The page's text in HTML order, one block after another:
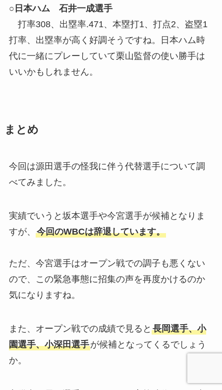
○日本ハム 石井一成選手
打率308、出塁率.471、本塁打1、打点2、盗塁1
打率、出塁率が高く好調そうですね。日本ハム時
代に一緒にプレーしていて栗山監督の使い勝手は
いいかもしれません。
まとめ
今回は源田選手の怪我に伴う代替選手について調
べてみました。
実績でいうと坂本選手や今宮選手が候補となりま
すが、 今回のWBCは辞退しています。
ただ、今宮選手はオープン戦での調子も悪くない
ので、この緊急事態に招集の声を再度かけるのか
気になりますね。
また、オープン戦での成績で見ると 長岡選手、小
園選手、小深田選手が候補となってくるでしょう
か。